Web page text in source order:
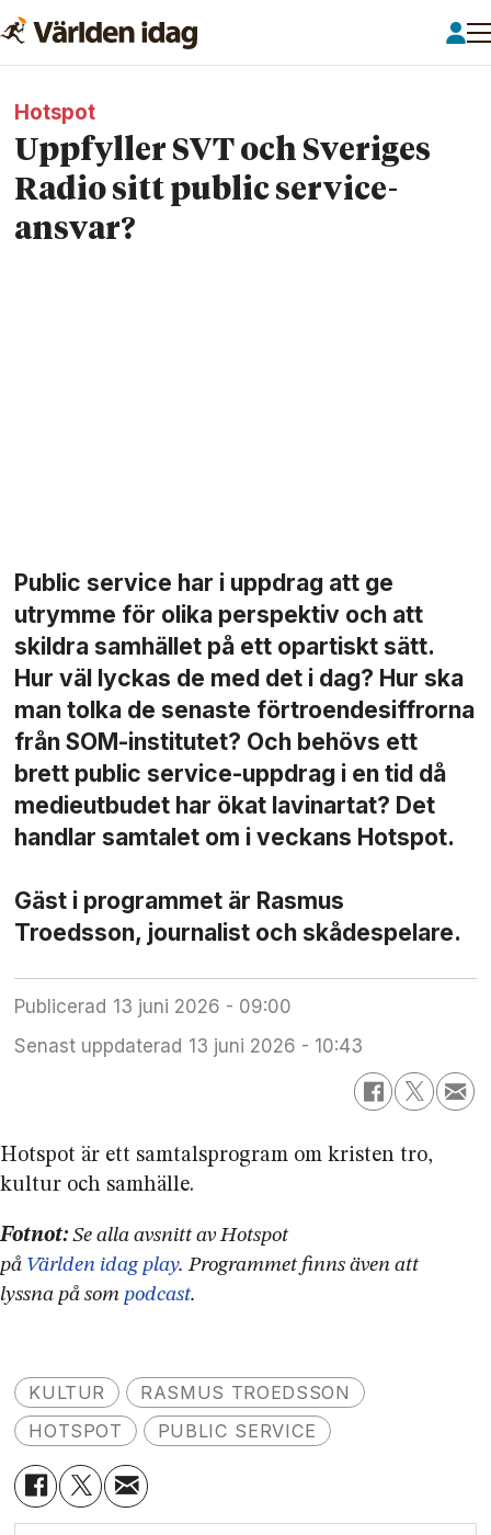
Hotspot
Uppfyller SVT och Sveriges
Radio sitt public service-
ansvar?
Public service har i uppdrag att ge
utrymme för olika perspektiv och att
skildra samhället på ett opartiskt sätt.
Hur väl lyckas de med det i dag? Hur ska
man tolka de senaste förtroende­siffrorna
från SOM-institutet? Och behövs ett
brett public service-uppdrag i en tid då
medieutbudet har ökat lavinartat? Det
handlar samtalet om i veckans Hotspot.
Gäst i programmet är Rasmus
Troedsson, journalist och skådespelare.
Publicerad
13 juni 2026 - 09:00
Senast uppdaterad
13 juni 2026 - 10:43
Hotspot är ett samtals­program om kristen tro,
kultur och samhälle.
Fotnot: Se alla avsnitt av Hotspot
på Världen idag play. Programmet finns även att
lyssna på som podcast.
KULTUR
RASMUS TROEDSSON
HOTSPOT
PUBLIC SERVICE